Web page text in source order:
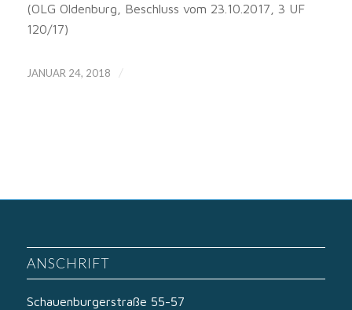
(OLG Oldenburg, Beschluss vom 23.10.2017, 3 UF
120/17)
JANUAR 24, 2018 /
ANSCHRIFT
Schauenburgerstraße 55-57